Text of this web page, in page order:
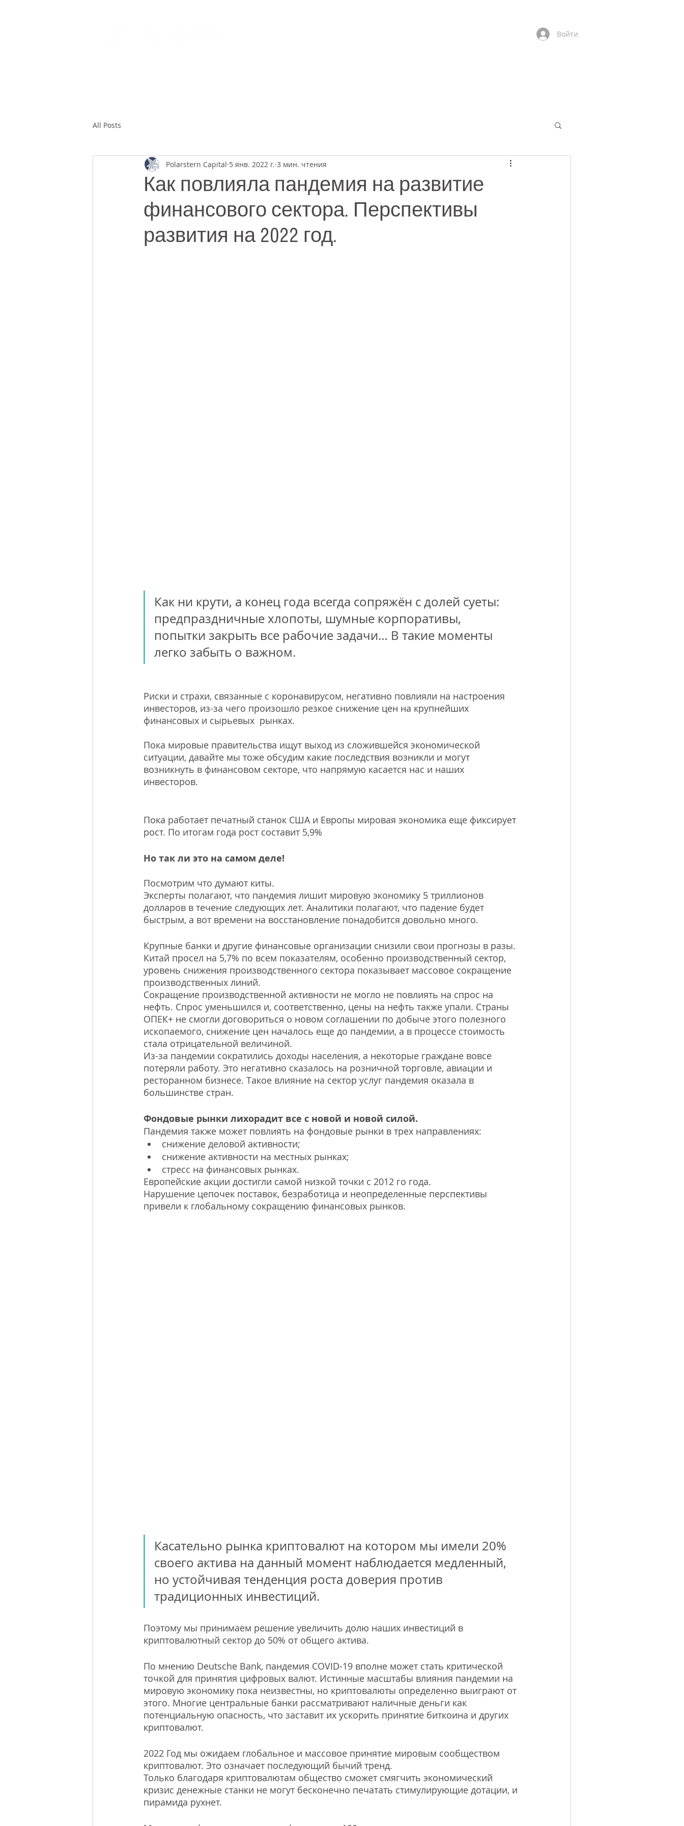
Войти
All Posts
Как повлияла пандемия на развитие
финансового сектора. Перспективы
развития на 2022 год.
Polarstern Capital 5 янв. 2022 г. 3 мин. чтения
Как ни крути, а конец года всегда сопряжён с долей суеты:
предпраздничные хлопоты, шумные корпоративы,
попытки закрыть все рабочие задачи… В такие моменты
легко забыть о важном.
Риски и страхи, связанные с коронавирусом, негативно повлияли на настроения
инвесторов, из-за чего произошло резкое снижение цен на крупнейших
финансовых и сырьевых  рынках.
Пока мировые правительства ищут выход из сложившейся экономической
ситуации, давайте мы тоже обсудим какие последствия возникли и могут
возникнуть в финансовом секторе, что напрямую касается нас и наших
инвесторов.
Пока работает печатный станок США и Европы мировая экономика еще фиксирует
рост. По итогам года рост составит 5,9%
Но так ли это на самом деле!
Посмотрим что думают киты.
Эксперты полагают, что пандемия лишит мировую экономику 5 триллионов
долларов в течение следующих лет. Аналитики полагают, что падение будет
быстрым, а вот времени на восстановление понадобится довольно много.
Крупные банки и другие финансовые организации снизили свои прогнозы в разы.
Китай просел на 5,7% по всем показателям, особенно производственный сектор,
уровень снижения производственного сектора показывает массовое сокращение
производственных линий.
Сокращение производственной активности не могло не повлиять на спрос на
нефть. Спрос уменьшился и, соответственно, цены на нефть также упали. Страны
ОПЕК+ не смогли договориться о новом соглашении по добыче этого полезного
ископаемого, снижение цен началось еще до пандемии, а в процессе стоимость
стала отрицательной величиной.
Из-за пандемии сократились доходы населения, а некоторые граждане вовсе
потеряли работу. Это негативно сказалось на розничной торговле, авиации и
ресторанном бизнесе. Такое влияние на сектор услуг пандемия оказала в
большинстве стран.
Фондовые рынки лихорадит все с новой и новой силой.
Пандемия также может повлиять на фондовые рынки в трех направлениях:
снижение деловой активности;
снижение активности на местных рынках;
стресс на финансовых рынках.
Европейские акции достигли самой низкой точки с 2012 го года.
Нарушение цепочек поставок, безработица и неопределенные перспективы
привели к глобальному сокращению финансовых рынков.
Касательно рынка криптовалют на котором мы имели 20%
своего актива на данный момент наблюдается медленный,
но устойчивая тенденция роста доверия против
традиционных инвестиций.
Поэтому мы принимаем решение увеличить долю наших инвестиций в
криптовалютный сектор до 50% от общего актива.
По мнению Deutsche Bank, пандемия COVID-19 вполне может стать критической
точкой для принятия цифровых валют. Истинные масштабы влияния пандемии на
мировую экономику пока неизвестны, но криптовалюты определенно выиграют от
этого. Многие центральные банки рассматривают наличные деньги как
потенциальную опасность, что заставит их ускорить принятие биткоина и других
криптовалют.
2022 Год мы ожидаем глобальное и массовое принятие мировым сообществом
криптовалют. Это означает последующий бычий тренд.
Только благодаря криптовалютам общество сможет смягчить экономический
кризис денежные станки не могут бесконечно печатать стимулирующие дотации, и
пирамида рухнет.